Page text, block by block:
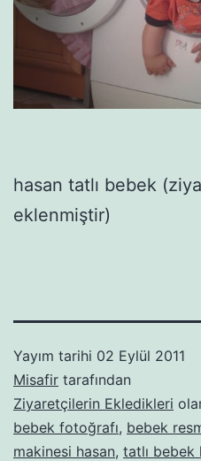
hasan tatlı bebek
eklenmiştir)
Yayım tarihi 02 Eylül 2011
Misafir tarafından
Ziyaretçilerin Ekledikleri
bebek fotoğrafı, bebek
makinesi hasan, tatlı bebek